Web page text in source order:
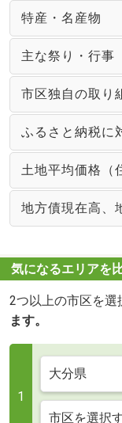
特産・名産物
主な祭り・行事
市区独自の取り
ふるさと納税に
土地平均価格（
地方債現在高、
気になるエリアを
2つ以上の市区を選
ます。
1